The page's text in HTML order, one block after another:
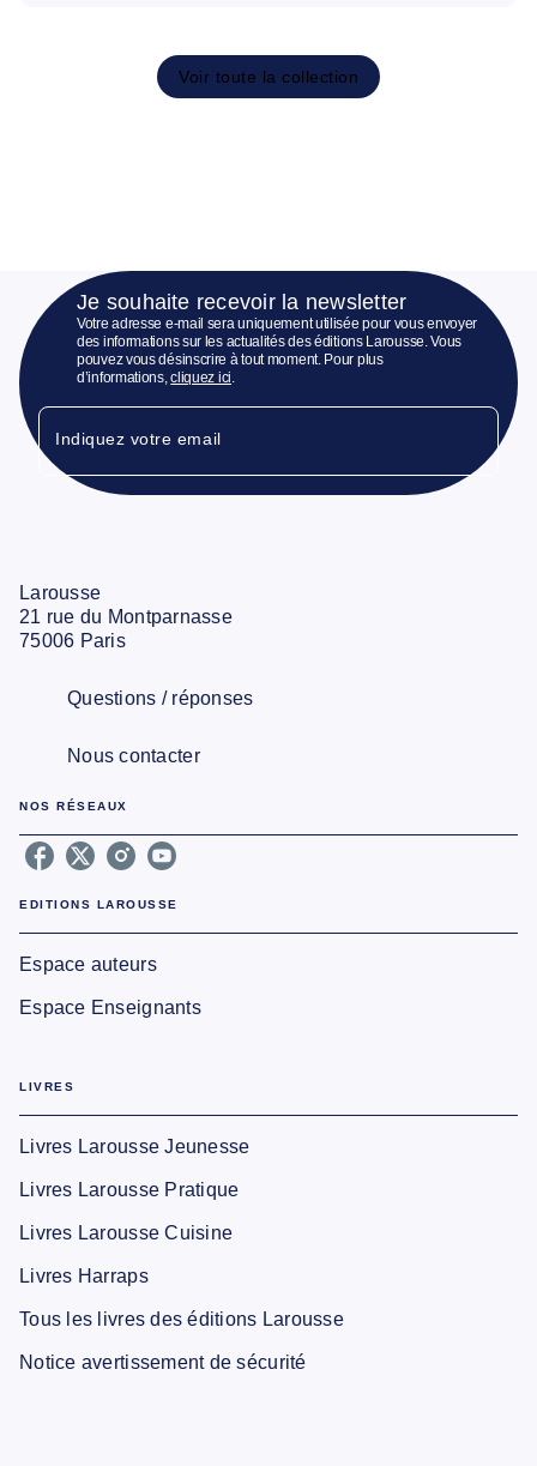
Voir toute la collection
Je souhaite recevoir la newsletter
Votre adresse e-mail sera uniquement utilisée pour vous envoyer
des informations sur les actualités des éditions Larousse. Vous
pouvez vous désinscrire à tout moment. Pour plus
d’informations,cliquez ici.
Indiquez votre email
Larousse
21 rue du Montparnasse
75006 Paris
Questions / réponses
Nous contacter
NOS RÉSEAUX
EDITIONS LAROUSSE
Espace auteurs
Espace Enseignants
LIVRES
Livres Larousse Jeunesse
Livres Larousse Pratique
Livres Larousse Cuisine
Livres Harraps
Tous les livres des éditions Larousse
Notice avertissement de sécurité